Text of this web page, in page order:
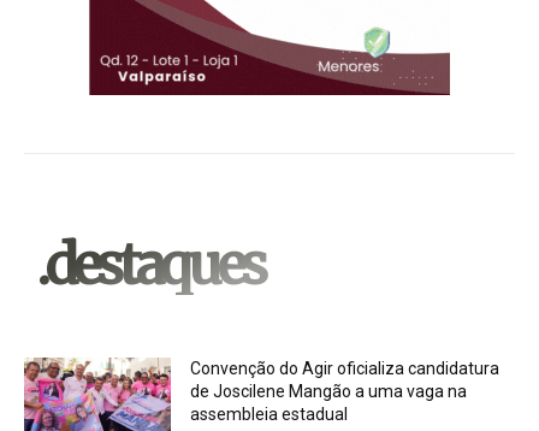
.destaques
Convenção do Agir oficializa candidatura
de Joscilene Mangão a uma vaga na
assembleia estadual